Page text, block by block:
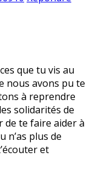
que tu vis au
nous avons pu te
à reprendre
solidarités de
de te faire aider à
n’as plus de
et